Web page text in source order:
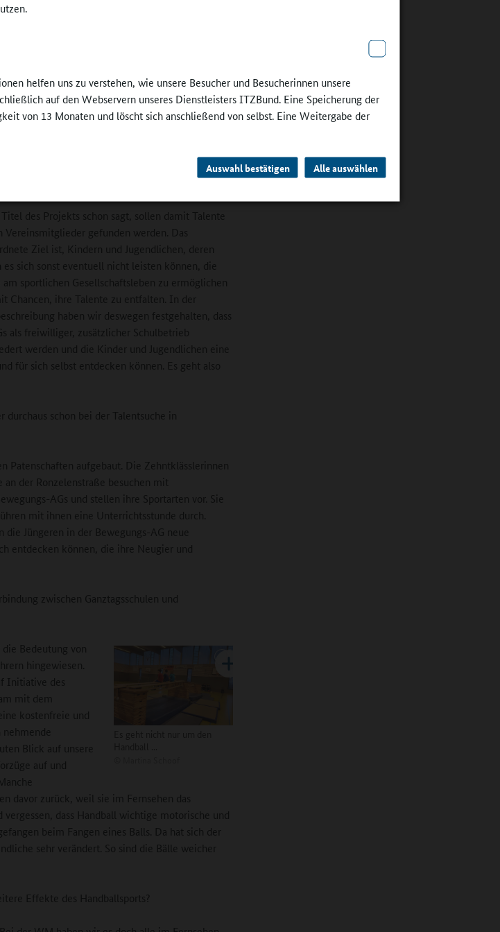
helfen uns zu verstehen, wie unsere Besucher und Besucherinnen unsere
auf den Webservern unseres Dienstleisters ITZBund. Eine Speicherung der
von 13 Monaten und löscht sich anschließend von selbst. Eine Weitergabe der
Auswahl bestätigen Alle auswählen
sind
können Vereine sehr gut Sportangebote
haben, beispielsweise auch am
hat in Kooperation mit der Bildungsbehörde
bieten Arbeitsgemeinschaften an Schulen in
des Projekts schon sagt, sollen damit Talente
Vereinsmitglieder gefunden werden. Das
Ziel ist, Kindern und Jugendlichen, deren
es sich sonst eventuell nicht leisten können, die
am sportlichen Gesellschaftsleben zu ermöglichen
Chancen, ihre Talente zu entfalten. In der
haben wir deswegen festgehalten, dass
als freiwilliger, zusätzlicher Schulbetrieb
werden und die Kinder und Jugendlichen eine
für sich selbst entdecken können. Es geht also
durchaus schon bei der Talentsuche in
Patenschaften aufgebaut. Die Zehntklässlerinnen
an der Ronzelenstraße besuchen mit
AGs und stellen ihre Sportarten vor. Sie
mit ihnen eine Unterrichtsstunde durch.
die Jüngeren in der Bewegungs-AG neue
entdecken können, die ihre Neugier und
zwischen Ganztagsschulen und
Bedeutung von
hingewiesen.
Initiative des
mit dem
kostenfreie und
Blick auf unsere
auf und
davor zurück, weil sie im Fernsehen das
dass Handball wichtige motorische und
beim Fangen eines Balls. Da hat sich der
sehr verändert. So sind die Bälle weicher
Effekte des Handballsports?